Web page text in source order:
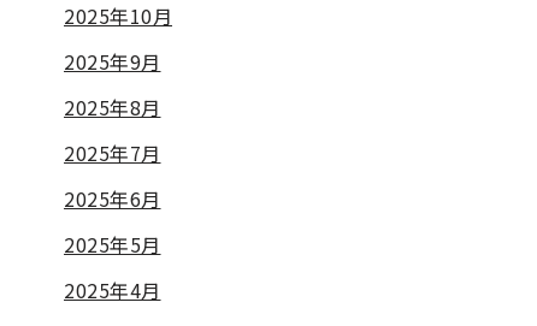
2025年10月
2025年9月
2025年8月
2025年7月
2025年6月
2025年5月
2025年4月